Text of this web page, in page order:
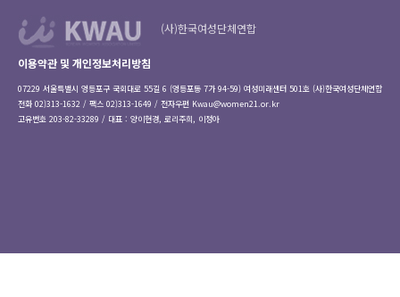
(사)한국여성단체연합
이용약관 및 개인정보처리방침
07229 서울특별시 영등포구 국회대로 55길 6 (영등포동 7가 94-59) 여성미래센터 501호 (사)한국여성단체연합
전화 02)313-1632 / 팩스 02)313-1649 / 전자우편 Kwau@women21.or.kr
고유번호 203-82-33289 / 대표 : 양이현경, 로리주희, 이정아